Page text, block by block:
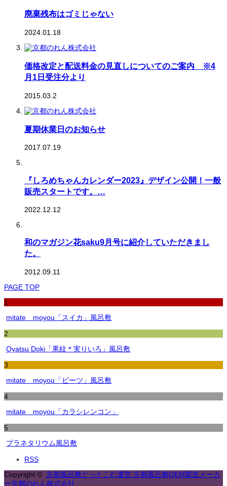
廃棄残布はゴミじゃない
2024.01.18
価格改定と配送料金の見直しについてのご案内 ※4
月1日受注分より
2015.03.2
夏期休業日のお知らせ
2017.07.19
『しろめちゃんカレンダー2023』デザイン公開！一般
販売スタートです。…
2022.12.12
和のマガジン花saku9月号に紹介していただきまし
た。
2012.09.11
PAGE TOP
1
mitate moyou「スイカ」風呂敷
2
Oyatsu Doki「果紋＊実りいろ」風呂敷
3
mitate moyou「ビーツ」風呂敷
4
mitate moyou「カラシレンコン」
5
プラネタリウム風呂敷
RSS
Copyright © 京都風呂敷どっとこむ運営 京都風呂敷OEM製造メーカ
ー京都のれん株式会社